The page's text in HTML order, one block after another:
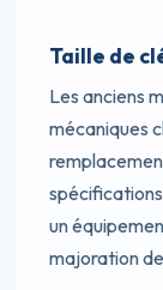
Taille de
Les anciens
mécaniques
un
majoration